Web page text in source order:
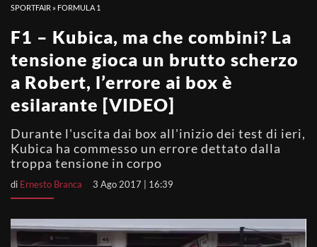
SPORTFAIR » FORMULA 1
F1 – Kubica, ma che combini? La
tensione gioca un brutto scherzo
a Robert, l’errore ai box è
esilarante [VIDEO]
Durante l'uscita dai box all'inizio dei test di ieri,
Kubica ha commesso un errore dettato dalla
troppa tensione in corpo
di Ernesto Branca 3 Ago 2017 | 16:39